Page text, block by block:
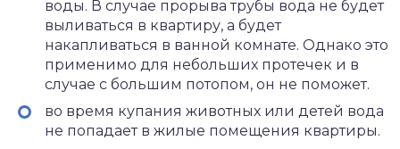
воды. В случае прорыва трубы вода не будет
выливаться в квартиру, а будет
накапливаться в ванной комнате. Однако это
применимо для небольших протечек и в
случае с большим потопом, он не поможет.
во время купания животных или детей вода
не попадает в жилые помещения квартиры.